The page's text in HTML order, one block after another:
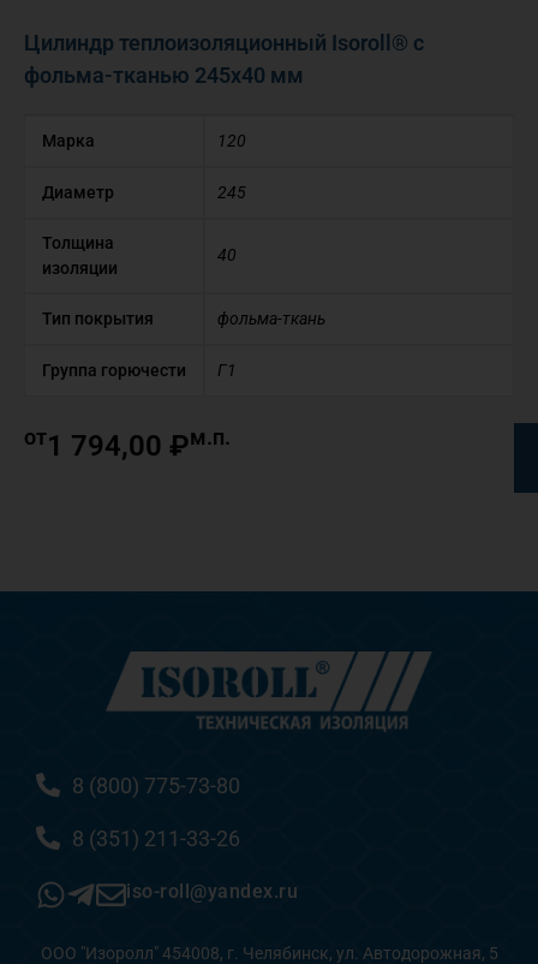
Цилиндр теплоизоляционный Isoroll® с
фольма-тканью 245х40 мм
Марка 120
Диаметр 245
Толщина
изоляции
40
Тип покрытия фольма-ткань
Группа горючести Г1
от1 794,00 ₽м.п.
8 (800) 775-73-80
8 (351) 211-33-26
iso-roll@yandex.ru
ООО "Изоролл" 454008, г. Челябинск, ул. Автодорожная, 5